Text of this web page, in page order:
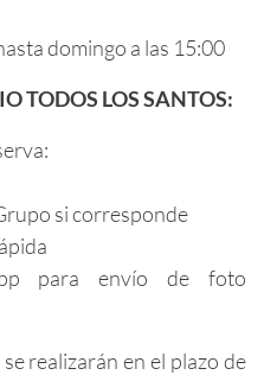
domingo a las 15:00
TODOS LOS SANTOS:
si corresponde
para envío de foto
realizarán en el plazo de